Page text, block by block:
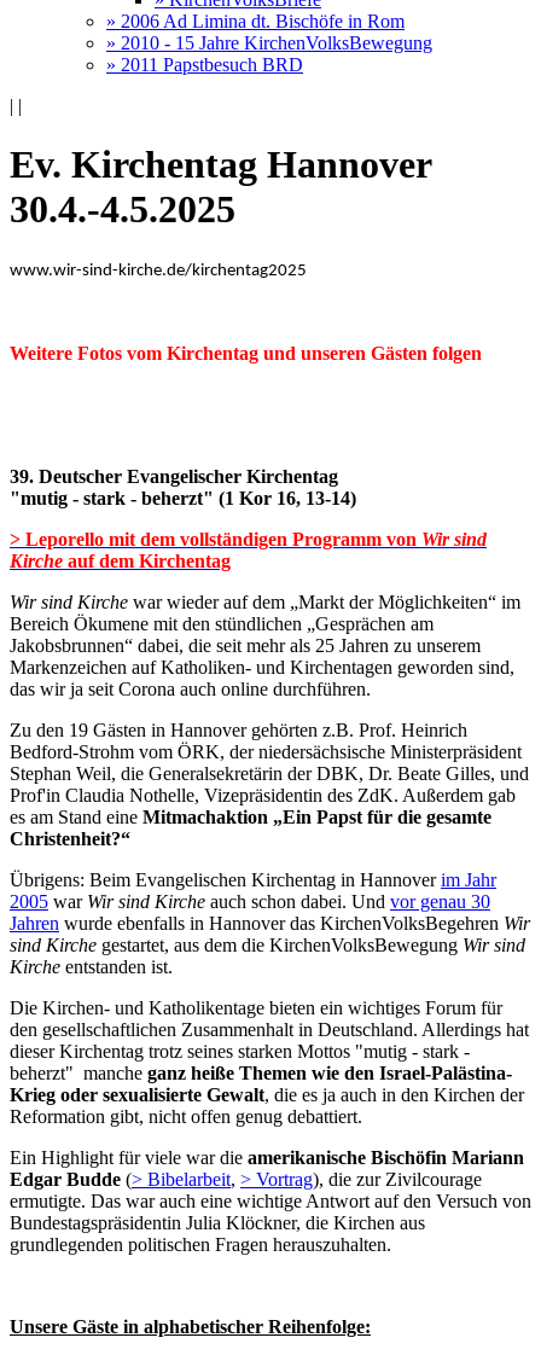
» 2006 Ad Limina dt. Bischöfe in Rom
» 2010 - 15 Jahre KirchenVolksBewegung
» 2011 Papstbesuch BRD
| |
Ev. Kirchentag Hannover
30.4.-4.5.2025
www.wir-sind-kirche.de/kirchentag2025
Weitere Fotos vom Kirchentag und unseren Gästen folgen
39. Deutscher Evangelischer Kirchentag
"mutig - stark - beherzt" (1 Kor 16, 13-14)
> Leporello mit dem vollständigen Programm von Wir sind
Kirche auf dem Kirchentag
Wir sind Kirche war wieder auf dem „Markt der Möglichkeiten“ im
Bereich Ökumene mit den stündlichen „Gesprächen am
Jakobsbrunnen“ dabei, die seit mehr als 25 Jahren zu unserem
Markenzeichen auf Katholiken- und Kirchentagen geworden sind,
das wir ja seit Corona auch online durchführen.
Zu den 19 Gästen in Hannover gehörten z.B. Prof. Heinrich
Bedford-Strohm vom ÖRK, der niedersächsische Ministerpräsident
Stephan Weil, die Generalsekretärin der DBK, Dr. Beate Gilles, und
Prof'in Claudia Nothelle, Vizepräsidentin des ZdK. Außerdem gab
es am Stand eine Mitmachaktion „Ein Papst für die gesamte
Christenheit?“
Übrigens: Beim Evangelischen Kirchentag in Hannoverim Jahr
2005 war Wir sind Kirche auch schon dabei. Und vor genau 30
Jahren wurde ebenfalls in Hannover das KirchenVolksBegehren Wir
sind Kirche gestartet, aus dem die KirchenVolksBewegung Wir sind
Kirche entstanden ist.
Die Kirchen- und Katholikentage bieten ein wichtiges Forum für
den gesellschaftlichen Zusammenhalt in Deutschland. Allerdings hat
dieser Kirchentag trotz seines starken Mottos "mutig - stark -
beherzt" manche ganz heiße Themen wie den Israel-Palästina-
Krieg oder sexualisierte Gewalt, die es ja auch in den Kirchen der
Reformation gibt, nicht offen genug debattiert.
Ein Highlight für viele war die amerikanische Bischöfin Mariann
Edgar Budde (> Bibelarbeit, > Vortrag), die zur Zivilcourage
ermutigte. Das war auch eine wichtige Antwort auf den Versuch von
Bundestagspräsidentin Julia Klöckner, die Kirchen aus
grundlegenden politischen Fragen herauszuhalten.
Unsere Gäste in alphabetischer Reihenfolge: